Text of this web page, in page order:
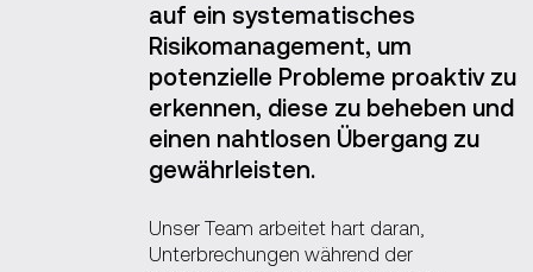
auf ein systematisches
Risikomanagement, um
potenzielle Probleme proaktiv zu
erkennen, diese zu beheben und
einen nahtlosen Übergang zu
gewährleisten.
Unser Team arbeitet hart daran,
Unterbrechungen während der